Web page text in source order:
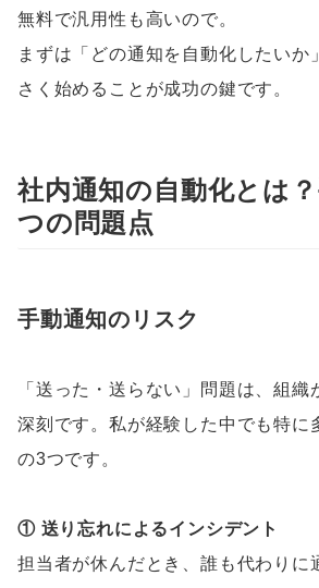
無料で汎用性も高いので。
まずは「どの通知を自動化したいか
さく始めることが成功の鍵です。
社内通知の自動化とは
つの問題点
手動通知のリスク
「送った・送らない」問題は、組織
深刻です。私が経験した中でも特に
の3つです。
① 送り忘れによるインシデント
担当者が休んだとき、誰も代わりに